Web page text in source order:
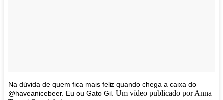
Na dúvida de quem fica mais feliz quando chega a caixa do
@haveanicebeer. Eu ou Gato Gil. Um vídeo publicado por Anna